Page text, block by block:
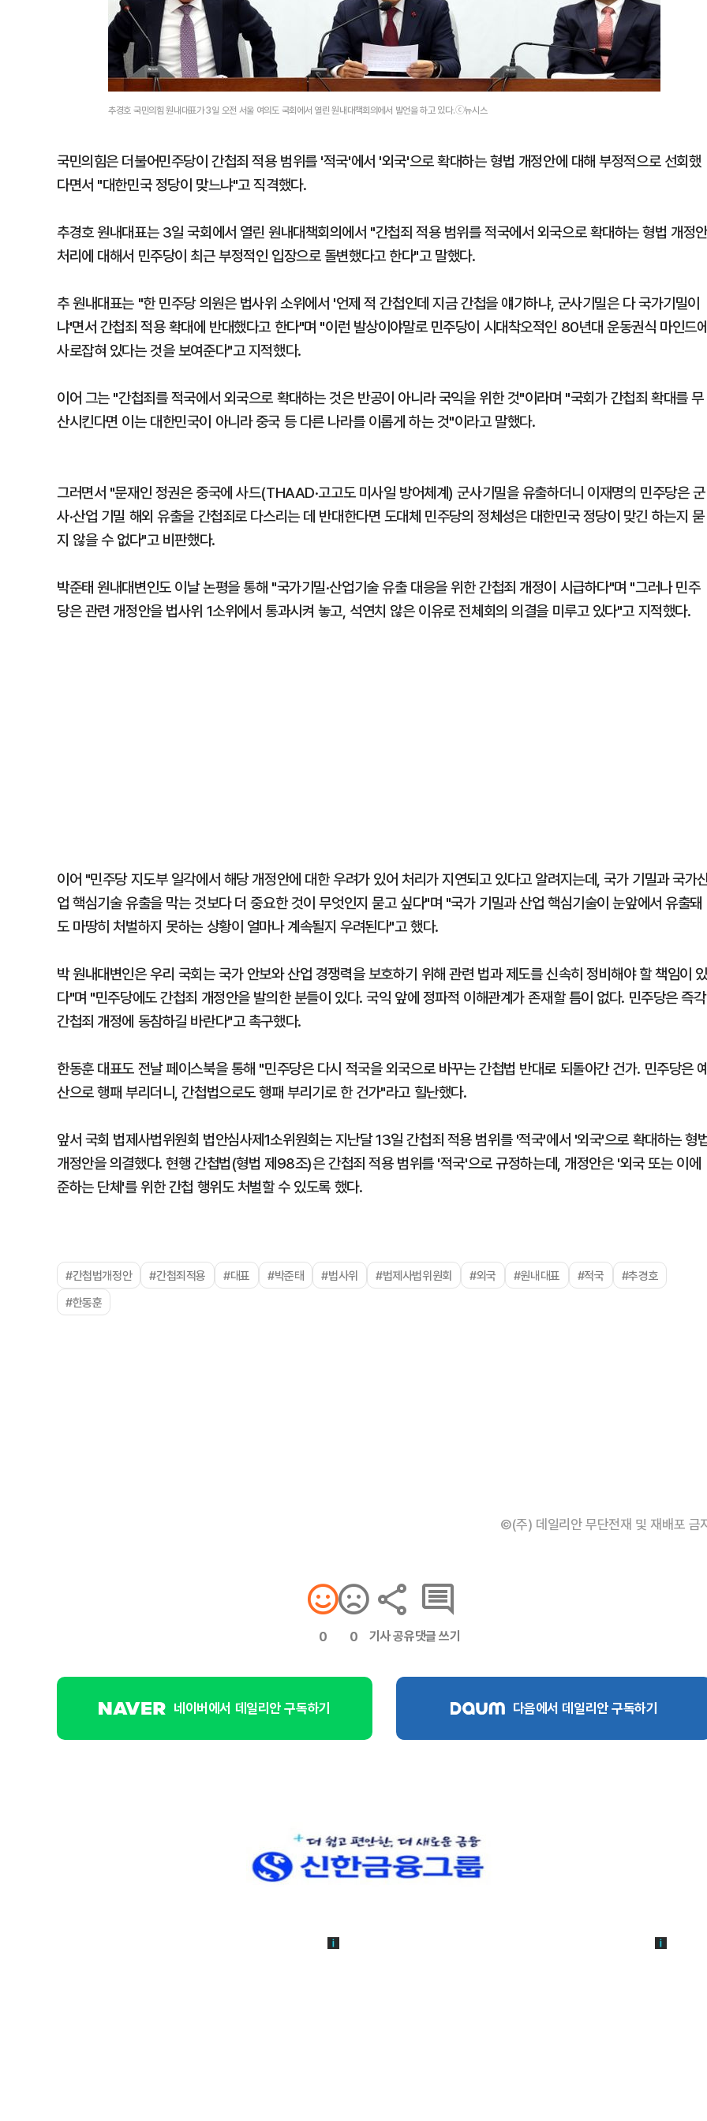
추경호 국민의힘 원내대표가 3일 오전 서울 여의도 국회에서 열린 원내대책회의에서 발언을 하고 있다.ⓒ뉴시스
국민의힘은 더불어민주당이 간첩죄 적용 범위를 '적국'에서 '외국'으로 확대하는 형법 개정안에 대해 부정적으로 선회했
다면서 "대한민국 정당이 맞느냐"고 직격했다.
추경호 원내대표는 3일 국회에서 열린 원내대책회의에서 "간첩죄 적용 범위를 적국에서 외국으로 확대하는 형법 개정안
처리에 대해서 민주당이 최근 부정적인 입장으로 돌변했다고 한다"고 말했다.
추 원내대표는 "한 민주당 의원은 법사위 소위에서 '언제 적 간첩인데 지금 간첩을 얘기하냐, 군사기밀은 다 국가기밀이
냐'면서 간첩죄 적용 확대에 반대했다고 한다"며 "이런 발상이야말로 민주당이 시대착오적인 80년대 운동권식 마인드
사로잡혀 있다는 것을 보여준다"고 지적했다.
이어 그는 "간첩죄를 적국에서 외국으로 확대하는 것은 반공이 아니라 국익을 위한 것"이라며 "국회가 간첩죄 확대를 무
산시킨다면 이는 대한민국이 아니라 중국 등 다른 나라를 이롭게 하는 것"이라고 말했다.
그러면서 "문재인 정권은 중국에 사드(THAAD·고고도 미사일 방어체계) 군사기밀을 유출하더니 이재명의 민주당은 군
사·산업 기밀 해외 유출을 간첩죄로 다스리는 데 반대한다면 도대체 민주당의 정체성은 대한민국 정당이 맞긴 하는지 묻
지 않을 수 없다"고 비판했다.
박준태 원내대변인도 이날 논평을 통해 "국가기밀·산업기술 유출 대응을 위한 간첩죄 개정이 시급하다"며 "그러나 민주
당은 관련 개정안을 법사위 1소위에서 통과시켜 놓고, 석연치 않은 이유로 전체회의 의결을 미루고 있다"고 지적했다.
이어 "민주당 지도부 일각에서 해당 개정안에 대한 우려가 있어 처리가 지연되고 있다고 알려지는데, 국가 기밀과 국가
업 핵심기술 유출을 막는 것보다 더 중요한 것이 무엇인지 묻고 싶다"며 "국가 기밀과 산업 핵심기술이 눈앞에서 유출돼
도 마땅히 처벌하지 못하는 상황이 얼마나 계속될지 우려된다"고 했다.
박 원내대변인은 우리 국회는 국가 안보와 산업 경쟁력을 보호하기 위해 관련 법과 제도를 신속히 정비해야 할 책임이
다"며 "민주당에도 간첩죄 개정안을 발의한 분들이 있다. 국익 앞에 정파적 이해관계가 존재할 틈이 없다. 민주당은 즉각
간첩죄 개정에 동참하길 바란다"고 촉구했다.
한동훈 대표도 전날 페이스북을 통해 "민주당은 다시 적국을 외국으로 바꾸는 간첩법 반대로 되돌아간 건가. 민주당은
산으로 행패 부리더니, 간첩법으로도 행패 부리기로 한 건가"라고 힐난했다.
앞서 국회 법제사법위원회 법안심사제1소위원회는 지난달 13일 간첩죄 적용 범위를 '적국'에서 '외국'으로 확대하는 형
개정안을 의결했다. 현행 간첩법(형법 제98조)은 간첩죄 적용 범위를 '적국'으로 규정하는데, 개정안은 '외국 또는 이에
준하는 단체'를 위한 간첩 행위도 처벌할 수 있도록 했다.
#간첩법개정안 #간첩죄적용 #대표 #박준태 #법사위 #법제사법위원회 #외국 #원내대표 #적국
#추경호
#한동훈
©(주) 데일리안 무단전재 및 재배포 금
0 0 기사 공유댓글 쓰기
네이버에서 데일리안 구독하기 다음에서 데일리안 구독하기